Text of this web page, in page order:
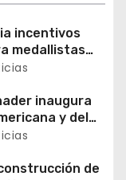
incentivos
medallistas
Juegos
y del Caribe
inaugura
y del
Juegos
de